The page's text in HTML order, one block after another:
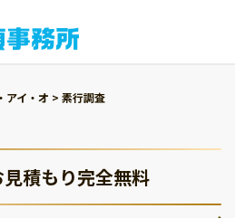
アイ・オ > 素行調査
積もり完全無料